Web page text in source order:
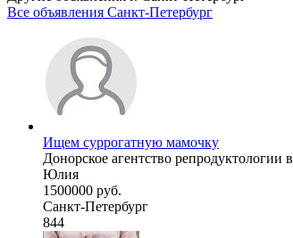
Все объявления Санкт-Петербург
Ищем суррогатную мамочку
Донорское агентство
Юлия
1500000 руб.
Санкт-Петербург
844